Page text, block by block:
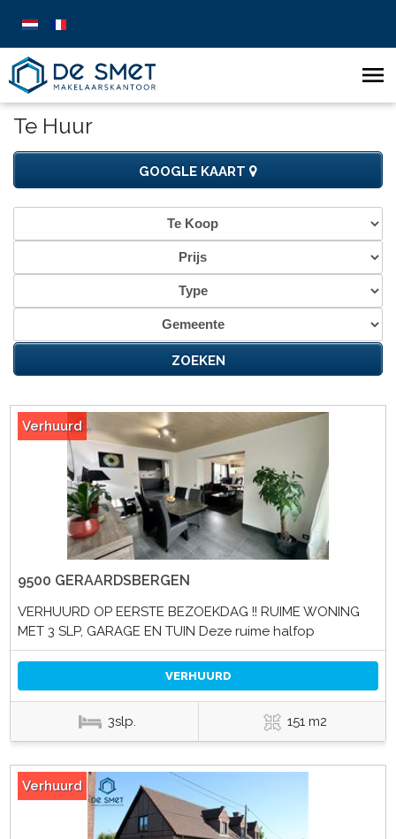
Te Huur
GOOGLE KAART
Verhuurd
9500 GERAARDSBERGEN
VERHUURD OP EERSTE BEZOEKDAG !! RUIME WONING
MET 3 SLP, GARAGE EN TUIN Deze ruime halfop
VERHUURD
3slp. 151 m2
Verhuurd